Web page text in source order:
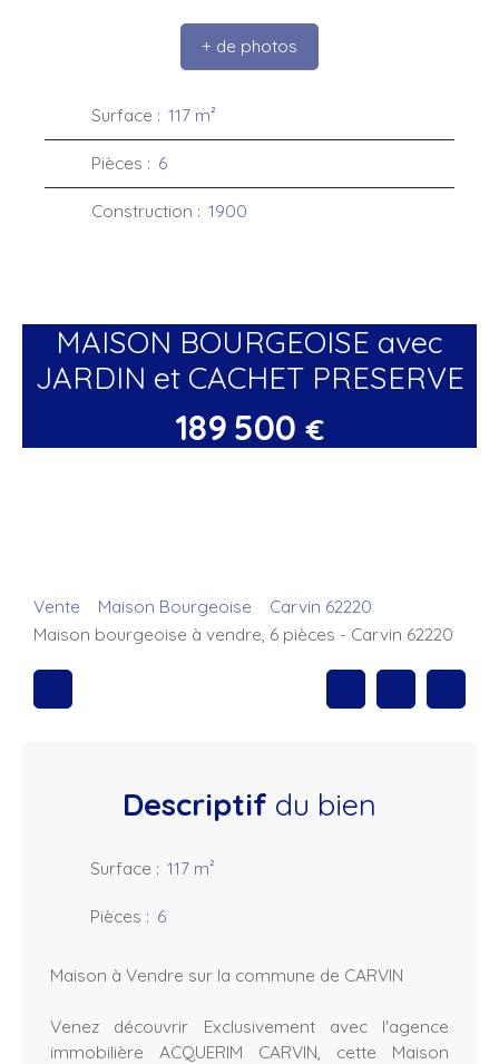
+ de photos
Surface : 117 m²
Pièces : 6
Construction : 1900
MAISON BOURGEOISE avec
JARDIN et CACHET PRESERVE
189 500€
Vente Maison Bourgeoise
Carvin 62220
Maison bourgeoise à vendre, 6 pièces - Carvin 62220
Descriptif du bien
Surface : 117 m²
Pièces : 6
Maison à Vendre sur la commune de CARVIN
Venez découvrir Exclusivement avec l'agence
immobilière ACQUERIM CARVIN, cette Maison